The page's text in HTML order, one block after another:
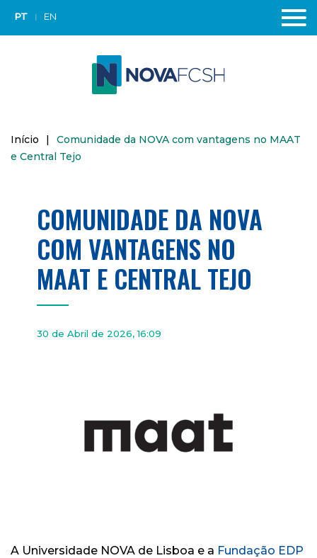
PT EN
Início |
Comunidade da NOVA com vantagens no MAAT
e Central Tejo
COMUNIDADE DA NOVA
COM VANTAGENS NO
MAAT E CENTRAL TEJO
30 de Abril de 2026, 16:09
A Universidade NOVA de Lisboa e a Fundação EDP